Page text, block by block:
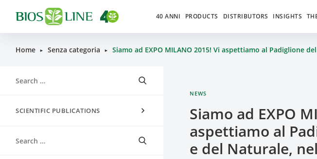
40 ANNI PRODUCTS DISTRIBUTORS INSIGHTS
Home ► Senza categoria ► Siamo ad EXPO MILANO 2015! Vi aspettiamo al Padiglione
NEWS
Siamo ad EXPO
aspettiamo al
e del Naturale,
SCIENTIFIC PUBLICATIONS